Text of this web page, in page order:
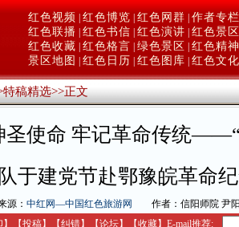
红色视频 红色博览 红色网群 作者专栏
红色联播 红色书信 红色演讲 红色景区
红色收藏 红色格言 绿色景区
红色精神
景区地图
红色日历 红色图库 红色文化
特稿精选>>正文
圣使命 牢记革命传统
于建党节赴鄂豫皖革命
源： 中红网—中国红色旅游网
作者：信阳师院 尹
】 【投稿】 【纠错】 【论坛】 【收藏】 E-mail推荐: